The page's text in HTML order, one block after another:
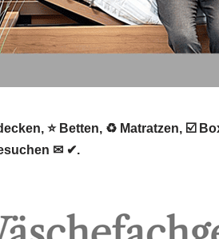
⭐ Betten, ♻ Matratzen, ☑️
✉ ✔.